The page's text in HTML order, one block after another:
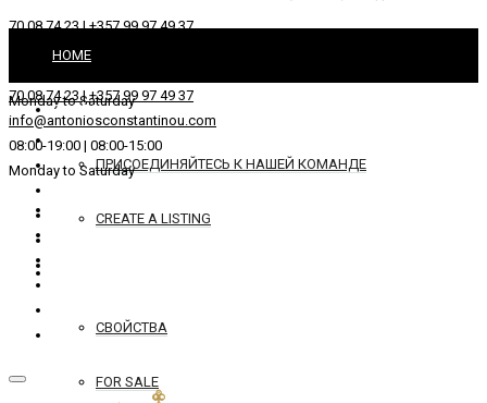
70 08 74 23 | +357 99 97 49 37
info@antoniosconstantinou.com
Monday to Saturday
HOME
ОКОЛО
ПРИСОЕДИНЯЙТЕСЬ К НАШЕЙ КОМАНДЕ
CREATE A LISTING
СВОЙСТВА
FOR SALE
70 08 74 23 | +357 99 97 49 37
info@antoniosconstantinou.com
08:00-19:00 | 08:00-15:00
Monday to Saturday